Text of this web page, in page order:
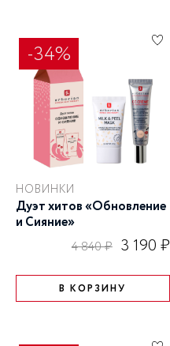
-34%
НОВИНКИ
Дуэт хитов «Обновление
и Сияние»
4 840 ₽ 3 190 ₽
В КОРЗИНУ